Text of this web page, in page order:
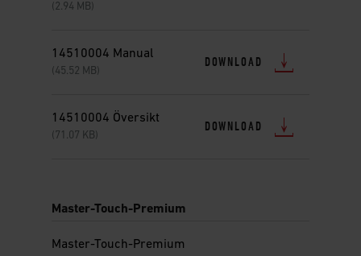
(2.94 MB)
14510004 Manual
(45.52 MB)
DOWNLOAD
14510004 Översikt
(71.07 KB)
DOWNLOAD
Master-Touch-Premium
Master-Touch-Premium